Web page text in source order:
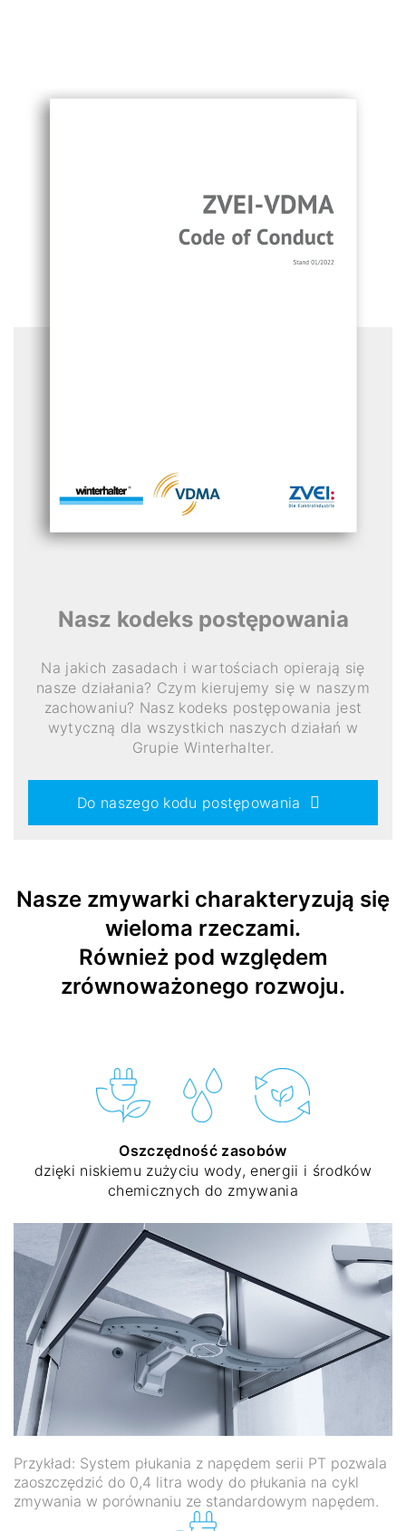
Nasz kodeks postępowania
Na jakich zasadach i wartościach opierają się
nasze działania? Czym kierujemy się w naszym
zachowaniu? Nasz kodeks postępowania jest
wytyczną dla wszystkich naszych działań w
Grupie Winterhalter.
Do naszego kodu postępowania
Nasze zmywarki charakteryzują się
wieloma rzeczami.
Również pod względem
zrównoważonego rozwoju.
Oszczędność zasobów
dzięki niskiemu zużyciu wody, energii i środków
chemicznych do zmywania
Przykład: System płukania z napędem serii PT pozwala
zaoszczędzić do 0,4 litra wody do płukania na cykl
zmywania w porównaniu ze standardowym napędem.